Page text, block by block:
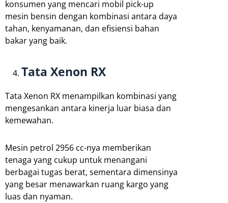
konsumen yang mencari mobil pick-up
mesin bensin dengan kombinasi antara daya
tahan, kenyamanan, dan efisiensi bahan
bakar yang baik.
Tata Xenon RX
Tata Xenon RX menampilkan kombinasi yang
mengesankan antara kinerja luar biasa dan
kemewahan.
Mesin petrol 2956 cc-nya memberikan
tenaga yang cukup untuk menangani
berbagai tugas berat, sementara dimensinya
yang besar menawarkan ruang kargo yang
luas dan nyaman.